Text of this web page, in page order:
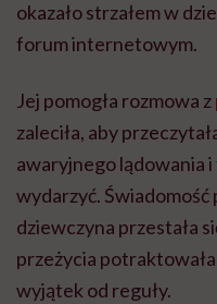
okazało strzałem w
forum internetowym.
Jej pomogła rozmowa z
zaleciła, aby
awaryjnego lądowania
wydarzyć. Świadomość
dziewczyna przestała
przeżycia
wyjątek od reguły.